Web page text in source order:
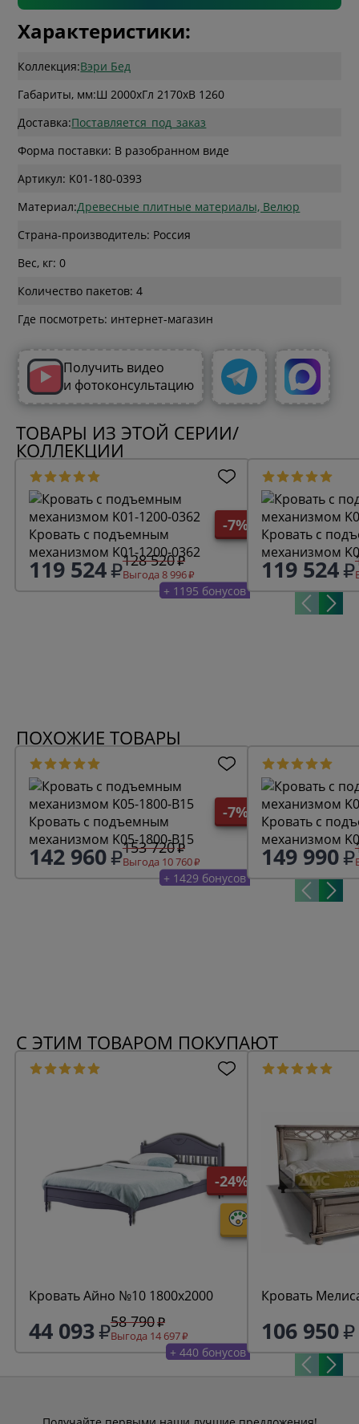
Характеристики:
Коллекция:Вэри Бед
Габариты, мм:Ш 2000xГл 2170xВ 1260
Доставка:Поставляется_под_заказ
Форма поставки: В разобранном виде
Артикул: K01-180-0393
Материал:Древесные плитные материалы, Велюр
Страна-производитель: Россия
Вес, кг: 0
Количество пакетов: 4
Где посмотреть: интернет-магазин
Получить видео
и фотоконсультацию
ТОВАРЫ ИЗ ЭТОЙ СЕРИИ/
КОЛЛЕКЦИИ
-7%
Кровать с подъемным
механизмом K01-1200-0362
119 524 128 520
Выгода 8 996
+ 1195 бонусов
Кровать с
механизмом
119 524
ПОХОЖИЕ ТОВАРЫ
-7%
Кровать с подъемным
механизмом K05-1800-B15
142 960 153 720
Выгода 10 760
+ 1429 бонусов
Кровать с
механизмом
149 990
С ЭТИМ ТОВАРОМ ПОКУПАЮТ
-24%
Кровать Айно №10 1800х2000
44 093 58 790
Выгода 14 697
+ 440 бонусов
Кровать
106 950